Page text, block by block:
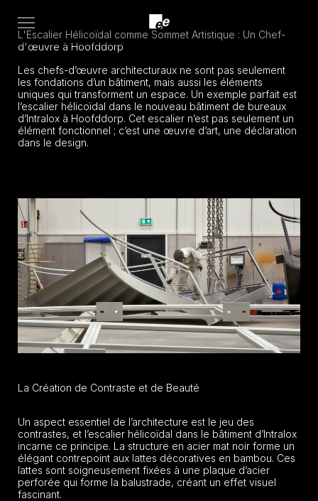
Open
menu
L'Escalier Hélicoïdal comme Sommet Artistique : Un Chef-
d'œuvre à Hoofddorp
Les chefs-d’œuvre architecturaux ne sont pas seulement
les fondations d’un bâtiment, mais aussi les éléments
uniques qui transforment un espace. Un exemple parfait est
l’escalier hélicoïdal dans le nouveau bâtiment de bureaux
d’Intralox à Hoofddorp. Cet escalier n’est pas seulement un
élément fonctionnel ; c’est une œuvre d’art, une déclaration
dans le design.
La Création de Contraste et de Beauté
Un aspect essentiel de l’architecture est le jeu des
contrastes, et l’escalier hélicoïdal dans le bâtiment d’Intralox
incarne ce principe. La structure en acier mat noir forme un
élégant contrepoint aux lattes décoratives en bambou. Ces
lattes sont soigneusement fixées à une plaque d’acier
perforée qui forme la balustrade, créant un effet visuel
fascinant.